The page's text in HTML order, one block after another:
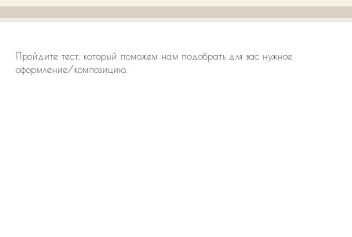
Пройдите тест, который поможем нам подобрать для вас нужное
оформление/композицию.